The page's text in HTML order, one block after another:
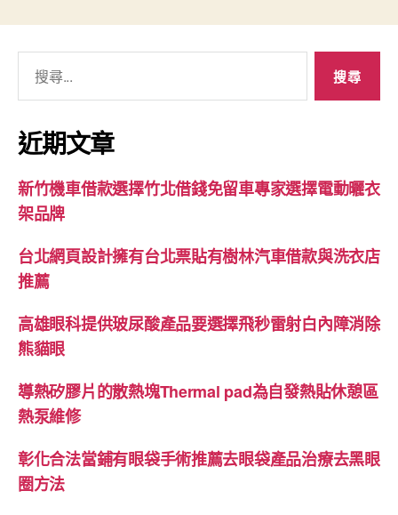
關
鍵
字:
近期文章
新竹機車借款選擇竹北借錢免留車專家選擇電動曬衣
架品牌
台北網頁設計擁有台北票貼有樹林汽車借款與洗衣店
推薦
高雄眼科提供玻尿酸產品要選擇飛秒雷射白內障消除
熊貓眼
導熱矽膠片的散熱塊Thermal pad為自發熱貼休憩區
熱泵維修
彰化合法當鋪有眼袋手術推薦去眼袋產品治療去黑眼
圈方法